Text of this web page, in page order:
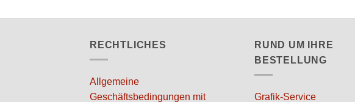
RECHTLICHES
Allgemeine
Geschäftsbedingungen mit
RUND UM IHRE
BESTELLUNG
Grafik-Service